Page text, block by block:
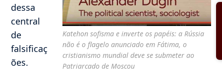
Katehon sofisma e inverte os papéis: a Rússia
não é o flagelo anunciado em Fátima, o
cristianismo mundial deve se submeter ao
Patriarcado de Moscou
dessa
central
de
falsificaç
ões.